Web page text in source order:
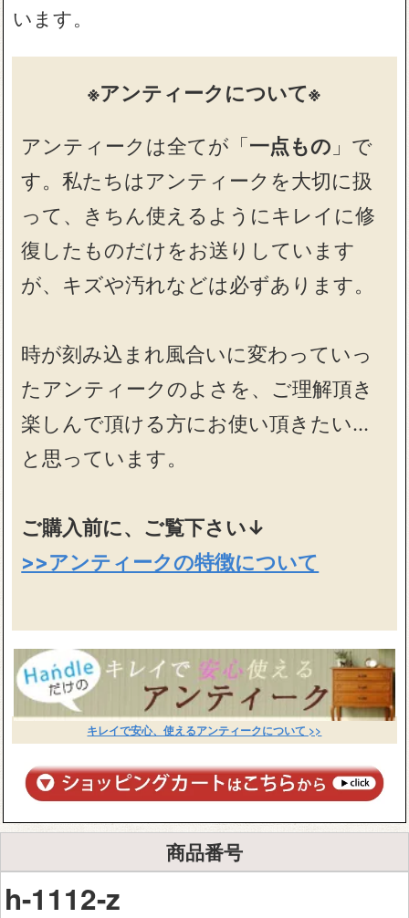
います。
※アンティークについて※
アンティークは全てが「一点もの 」で
す。私たちはアンティークを大切に扱
って、きちん使えるようにキレイに修
復したものだけをお送りしています
が、キズや汚れなどは必ずあります。
時が刻み込まれ風合いに変わっていっ
たアンティークのよさを、ご理解頂き
楽しんで頂ける方にお使い頂きたい…
と思っています。
ご購入前に、ご覧下さい↓
>>アンティークの特徴について
キレイで安心、使えるアンティークについて >>
商品番号
h-1112-z